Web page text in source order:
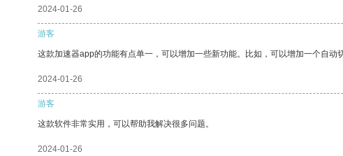
2024-01-26
游客
这款加速器app的功能有点单一，可以增加一些新功能。比如，可以增加一个自
2024-01-26
游客
这款软件非常实用，可以帮助我解决很多问题。
2024-01-26